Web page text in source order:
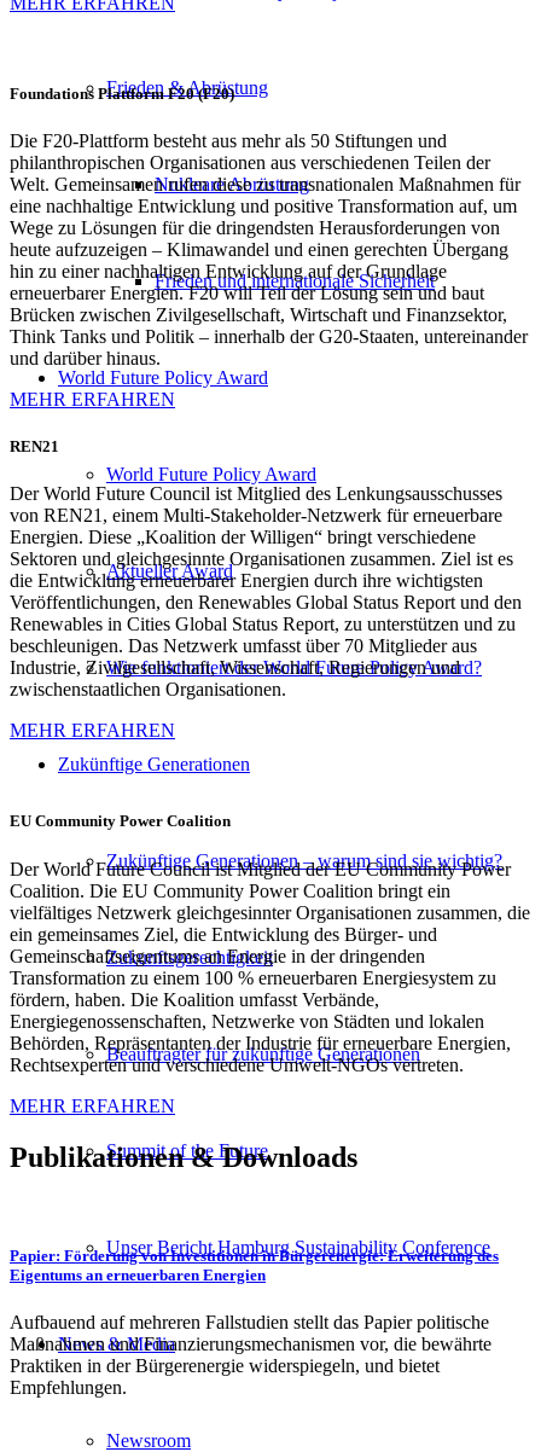
Frieden & Abrüstung
Nukleare Abrüstung
Frieden und internationale Sicherheit
World Future Policy Award
World Future Policy Award
Aktueller Award
Wie funktioniert der World Future Policy Award?
Zukünftige Generationen
Zukünftige Generationen – warum sind sie wichtig?
Zukunftsgerechtigkeit
Beauftragter für zukünftige Generationen
Summit of the Future
Unser Bericht Hamburg Sustainability Conference
News & Media
Newsroom
Foundations Plattform F20 (F20)
Die F20-Plattform besteht aus mehr als 50 Stiftungen und
philanthropischen Organisationen aus verschiedenen Teilen der
Welt. Gemeinsamen rufen diese zu transnationalen Maßnahmen für
eine nachhaltige Entwicklung und positive Transformation auf, um
Wege zu Lösungen für die dringendsten Herausforderungen von
heute aufzuzeigen – Klimawandel und einen gerechten Übergang
hin zu einer nachhaltigen Entwicklung auf der Grundlage
erneuerbarer Energien. F20 will Teil der Lösung sein und baut
Brücken zwischen Zivilgesellschaft, Wirtschaft und Finanzsektor,
Think Tanks und Politik – innerhalb der G20-Staaten, untereinander
und darüber hinaus.
MEHR ERFAHREN
REN21
Der World Future Council ist Mitglied des Lenkungsausschusses
von REN21, einem Multi-Stakeholder-Netzwerk für erneuerbare
Energien. Diese „Koalition der Willigen“ bringt verschiedene
Sektoren und gleichgesinnte Organisationen zusammen. Ziel ist es
die Entwicklung erneuerbarer Energien durch ihre wichtigsten
Veröffentlichungen, den Renewables Global Status Report und den
Renewables in Cities Global Status Report, zu unterstützen und zu
beschleunigen. Das Netzwerk umfasst über 70 Mitglieder aus
Industrie, Zivilgesellschaft, Wissenschaft, Regierungen und
zwischenstaatlichen Organisationen.
MEHR ERFAHREN
EU Community Power Coalition
Der World Future Councilist Mitgliedder EU Community Power
Coalition. Die EU Community PowerCoalition bringt ein
vielfältiges Netzwerk gleichgesinnter Organisationen zusammen, die
ein gemeinsames Ziel, die Entwicklung des Bürger- und
Gemeinschaftseigentums an Energie in der dringenden
Transformation zu einem 100 % erneuerbaren Energiesystem zu
fördern, haben. Die Koalition umfasst Verbände,
Energiegenossenschaften, Netzwerke von Städten und lokalen
Behörden, Repräsentanten der Industrie für erneuerbare Energien,
Rechtsexperten und verschiedene Umwelt-NGOs vertreten.
MEHR ERFAHREN
Publikationen&Downloads
Papier: Förderung von Investitionen in Bürgerenergie: Erweiterung des
Eigentums an erneuerbaren Energien
Aufbauend auf mehreren Fallstudien stellt das Papier politische
Maßnahmen und Finanzierungsmechanismen vor, die bewährte
Praktiken in der Bürgerenergie widerspiegeln, und bietet
Empfehlungen.